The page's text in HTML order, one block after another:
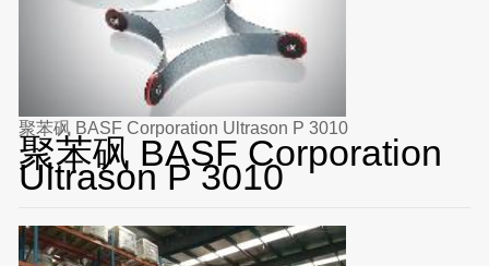
聚苯砜 BASF Corporation Ultrason P 3010
聚苯砜 BASF Corporation
Ultrason P 3010